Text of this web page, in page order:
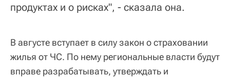
продуктах и о рисках", - сказала она.
В августе вступает в силу закон о страховании
жилья от ЧС. По нему региональные власти будут
вправе разрабатывать, утверждать и